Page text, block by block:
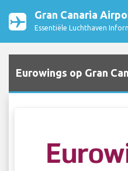
Gran Canaria
Essentiële Luchthaven
Eurowings op Gran